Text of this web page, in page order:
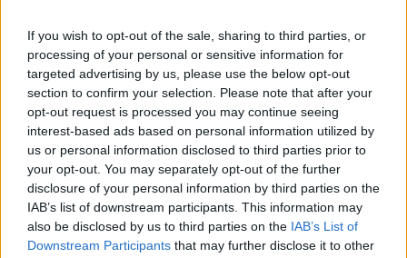
If you wish to opt-out of the sale, sharing to third parties, or
processing of your personal or sensitive information for
targeted advertising by us, please use the below opt-out
section to confirm your selection. Please note that after your
opt-out request is processed you may continue seeing
interest-based ads based on personal information utilized by
us or personal information disclosed to third parties prior to
your opt-out. You may separately opt-out of the further
disclosure of your personal information by third parties on the
IAB’s list of downstream participants. This information may
also be disclosed by us to third parties on the IAB’s List of
Downstream Participants that may further disclose it to other
célfeladatok futamidejére sikerült 20-30 percet
rápakolnom bóklászással és kincsek keresgetésével.
Vér és acél
A természeténél fogva a Sword Art Online elvileg egy
középkori fantasy MMO, az Echoes of Aincrad pedig
többé-kevésbé tartotta is magát ehhez. A játékosok
kardokat, lándzsákat és egyebeket használhatnak
harcban, a választott fegyvereink pedig döntően
befolyásolni fogják, hogy milyen játékstílust képviselünk.